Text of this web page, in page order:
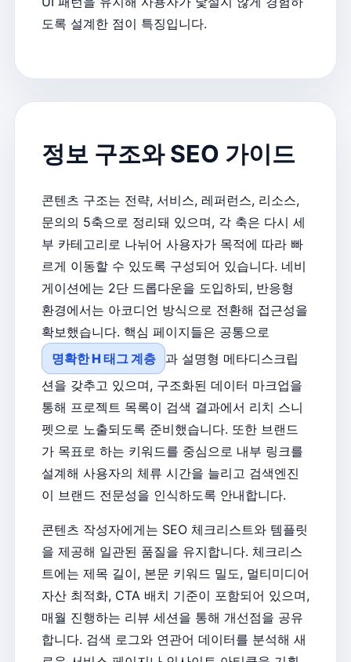
도록 설계한 점이 특징입니다.
정보 구조와 SEO 가이드
콘텐츠 구조는 전략, 서비스, 레퍼런스, 리소스,
문의의 5축으로 정리돼 있으며, 각 축은 다시 세
부 카테고리로 나뉘어 사용자가 목적에 따라 빠
르게 이동할 수 있도록 구성되어 있습니다. 네비
게이션에는 2단 드롭다운을 도입하되, 반응형
환경에서는 아코디언 방식으로 전환해 접근성을
확보했습니다. 핵심 페이지들은 공통으로
명확한 H 태그 계층
과 설명형 메타디스크립
션을 갖추고 있으며, 구조화된 데이터 마크업을
통해 프로젝트 목록이 검색 결과에서 리치 스니
펫으로 노출되도록 준비했습니다. 또한 브랜드
가 목표로 하는 키워드를 중심으로 내부 링크를
설계해 사용자의 체류 시간을 늘리고 검색엔진
이 브랜드 전문성을 인식하도록 안내합니다.
콘텐츠 작성자에게는 SEO 체크리스트와 템플릿
을 제공해 일관된 품질을 유지합니다. 체크리스
트에는 제목 길이, 본문 키워드 밀도, 멀티미디어
자산 최적화, CTA 배치 기준이 포함되어 있으며,
매월 진행하는 리뷰 세션을 통해 개선점을 공유
합니다. 검색 로그와 연관어 데이터를 분석해 새